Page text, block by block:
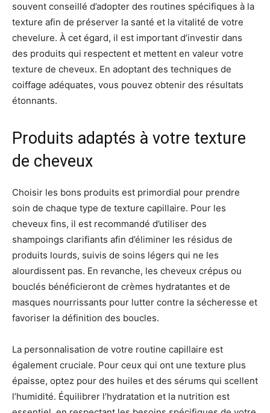
souvent conseillé d’adopter des routines spécifiques à la
texture afin de préserver la santé et la vitalité de votre
chevelure. À cet égard, il est important d’investir dans
des produits qui respectent et mettent en valeur votre
texture de cheveux. En adoptant des techniques de
coiffage adéquates, vous pouvez obtenir des résultats
étonnants.
Produits adaptés à votre texture
de cheveux
Choisir les bons produits est primordial pour prendre
soin de chaque type de texture capillaire. Pour les
cheveux fins, il est recommandé d’utiliser des
shampoings clarifiants afin d’éliminer les résidus de
produits lourds, suivis de soins légers qui ne les
alourdissent pas. En revanche, les cheveux crépus ou
bouclés bénéficieront de crèmes hydratantes et de
masques nourrissants pour lutter contre la sécheresse et
favoriser la définition des boucles.
La personnalisation de votre routine capillaire est
également cruciale. Pour ceux qui ont une texture plus
épaisse, optez pour des huiles et des sérums qui scellent
l’humidité. Équilibrer l’hydratation et la nutrition est